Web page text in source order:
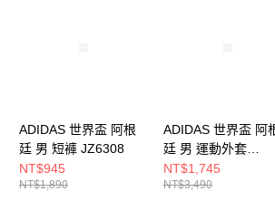
ADIDAS 世界盃 阿根
廷 男 短褲 JZ6308
NT$945
NT$1,890
ADIDAS 世界盃 阿
廷 男 運動外套
JZ6305
NT$1,745
NT$3,490